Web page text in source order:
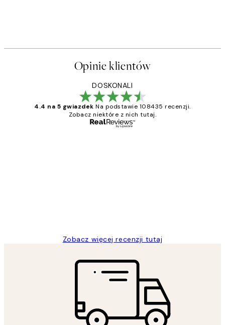
Opinie klientów
DOSKONALI
4.4 na 5 gwiazdek Na podstawie 108435 recenzji.
Zobacz niektóre z nich tutaj.
Zobacz więcej recenzji tutaj